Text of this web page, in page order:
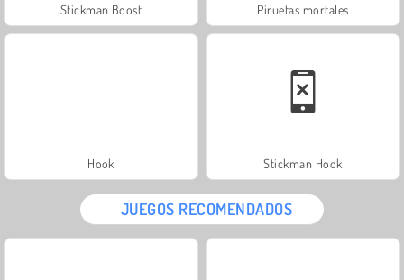
Stickman Boost Piruetas mortales
Hook Stickman Hook
JUEGOS RECOMENDADOS